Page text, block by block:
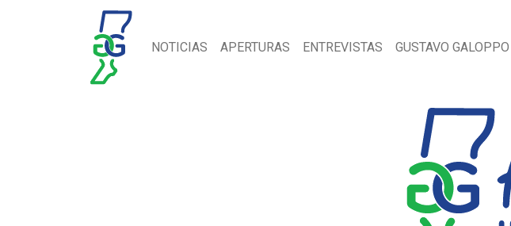
NOTICIAS APERTURAS ENTREVISTAS GUSTAVO GALOPPO